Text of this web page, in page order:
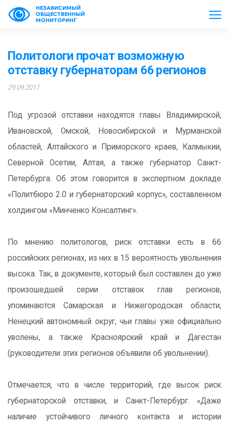
НЕЗАВИСИМЫЙ
ОБЩЕСТВЕННЫЙ
МОНИТОРИНГ
Политологи прочат возможную
отставку губернаторам 66 регионов
29.09.2017
Под угрозой отставки находятся главы Владимирской,
Ивановской, Омской, Новосибирской и Мурманской
областей, Алтайского и Приморского краев, Калмыкии,
Северной Осетии, Алтая, а также губернатор Санкт-
Петербурга. Об этом говорится в экспертном докладе
«Политбюро 2.0 и губернаторский корпус», составленном
холдингом «Минченко Консалтинг».
По мнению политологов, риск отставки есть в 66
российских регионах, из них в 15 вероятность увольнения
высока. Так, в документе, который был составлен до уже
произошедшей серии отставок глав регионов,
упоминаются Самарская и Нижегородская области,
Ненецкий автономный округ, чьи главы уже официально
уволены, а также Красноярский край и Дагестан
(руководители этих регионов объявили об увольнении).
Отмечается, что в числе территорий, где высок риск
губернаторской отставки, и Санкт-Петербург. «Даже
наличие устойчивого личного контакта и истории